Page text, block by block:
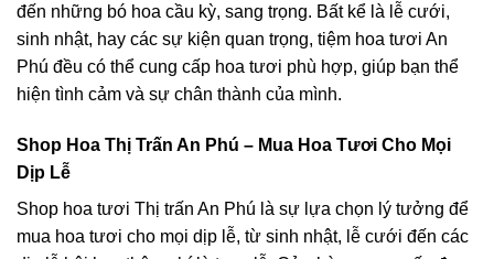
đến những bó hoa cầu kỳ, sang trọng. Bất kể là lễ cưới,
sinh nhật, hay các sự kiện quan trọng, tiệm hoa tươi An
Phú đều có thể cung cấp hoa tươi phù hợp, giúp bạn thể
hiện tình cảm và sự chân thành của mình.
Shop Hoa Thị Trấn An Phú – Mua Hoa Tươi Cho Mọi
Dịp Lễ
Shop hoa tươi Thị trấn An Phú là sự lựa chọn lý tưởng để
mua hoa tươi cho mọi dịp lễ, từ sinh nhật, lễ cưới đến các